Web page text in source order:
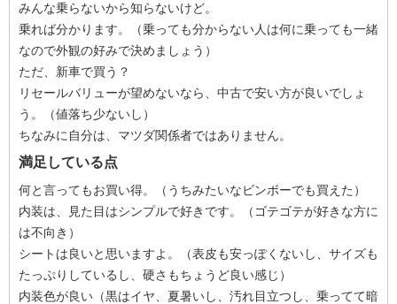
みんな乗らないから知らないけど。
乗れば分かります。（乗っても分からない人は何に乗っても一緒
なので外観の好みで決めましょう）
ただ、新車で買う？
リセールバリューが望めないなら、中古で安い方が良いでしょ
う。（値落ち少ないし）
ちなみに自分は、マツダ関係者ではありません。
満足している点
何と言ってもお買い得。（うちみたいなビンボーでも買えた）
内装は、見た目はシンプルで好きです。（ゴテゴテが好きな方に
は不向き）
シートは良いと思いますよ。（表皮も安っぽくないし、サイズも
たっぷりしているし、硬さもちょうど良い感じ）
内装色が良い（黒はイヤ、夏暑いし、汚れ目立つし、乗ってて暗